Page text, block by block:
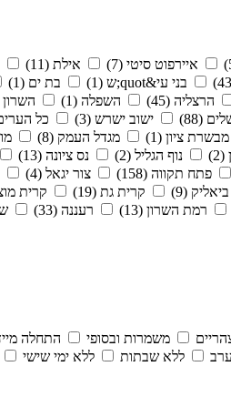
איירפוט סיטי (7) אילת (11)
בני עי&quot;ש (1) בת ים (1)
הרצליה (45) השפלה (1) השרון
(88) ישוב ישרש (3) כל הערים
מבשרת ציון (1) מגדל העמק (8)
נוף הגליל (2) נס ציונה (13)
פתח תקווה (158) צור יגאל (4)
(9) קרית גת (19) קרית
רמת השרון (13) רעננה (33)
משמרות ובסופי התחלה
ללא שבתות ללא ימי שישי